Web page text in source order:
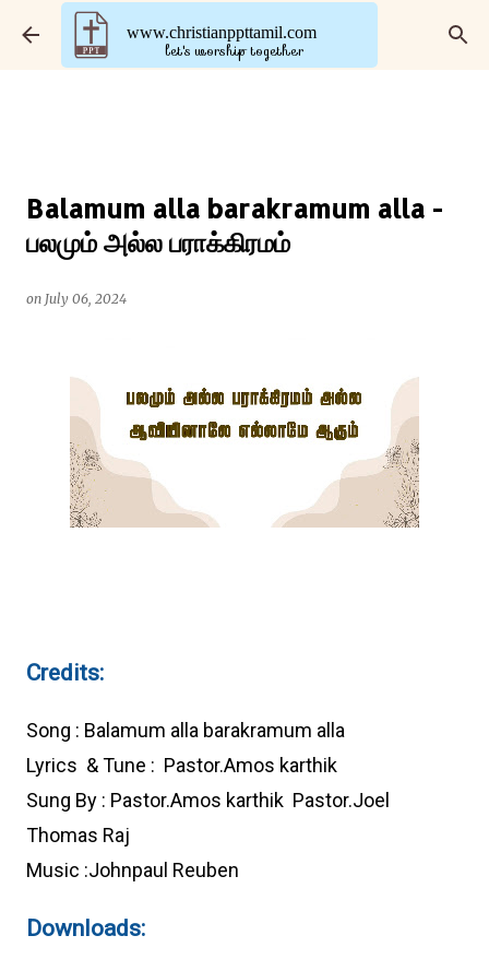
Skip to main content
www.christianppttamil.com
let's worship together
Balamum alla barakramum alla -
பலமும் அல்ல‌ பராக்கிரமம்
on July 06, 2024
Credits:
Song : Balamum alla barakramum alla
Lyrics & Tune : Pastor.Amos karthik
Sung By : Pastor.Amos karthik Pastor.Joel
Thomas Raj
Music :Johnpaul Reuben
Downloads: